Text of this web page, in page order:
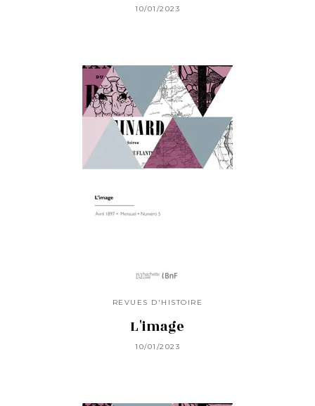
10/01/2023
REVUES D'HISTOIRE
L'image
10/01/2023